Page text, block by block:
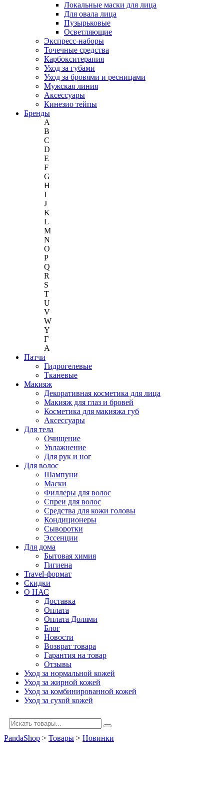
Локальные маски для лица
Для овала лица
Пузырьковые
Осветляющие
Экспресс-наборы
Точечные средства
Карбокситерапия
Уход за губами
Уход за бровями и ресницами
Мужская линия
Аксессуары
Кинезио тейпы
Бренды
A
B
C
D
E
F
G
H
I
J
K
L
M
N
O
P
Q
R
S
T
U
V
W
Y
Г
A
Патчи
Гидрогелевые
Тканевые
Макияж
Декоративная косметика для лица
Макияж для глаз и бровей
Косметика для макияжа губ
Аксессуары
Для тела
Очищение
Увлажнение
Для рук и ног
Для волос
Шампуни
Маски
Филлеры для волос
Спреи для волос
Средства для кожи головы
Кондиционеры
Сыворотки
Эссенции
Для дома
Бытовая химия
Гигиена
Travel-формат
Скидки
О НАС
Доставка
Оплата
Оплата Долями
Блог
Новости
Возврат товара
Гарантия на товар
Отзывы
Уход за нормальной кожей
Уход за жирной кожей
Уход за комбинированной кожей
Уход за сухой кожей
PandaShop > Товары > Новинки